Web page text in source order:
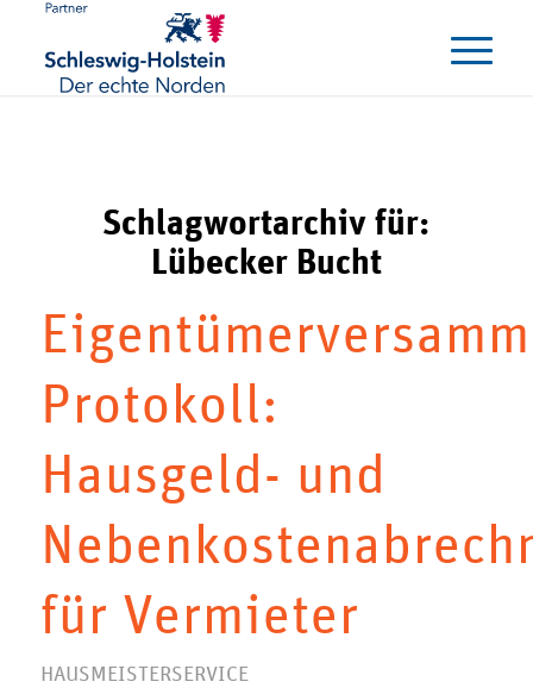
Schlagwortarchiv für:
Lübecker Bucht
Protokoll:
Hausgeld- und
für Vermieter
HAUSMEISTERSERVICE